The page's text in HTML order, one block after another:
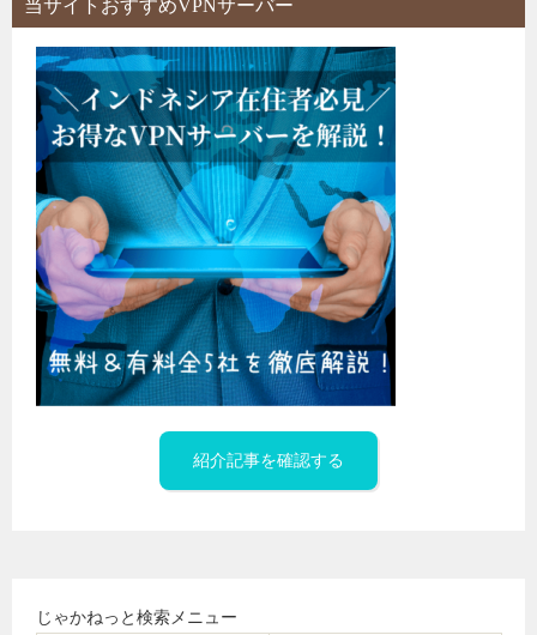
当サイトおすすめVPNサーバー
紹介記事を確認する
じゃかねっと検索メニュー